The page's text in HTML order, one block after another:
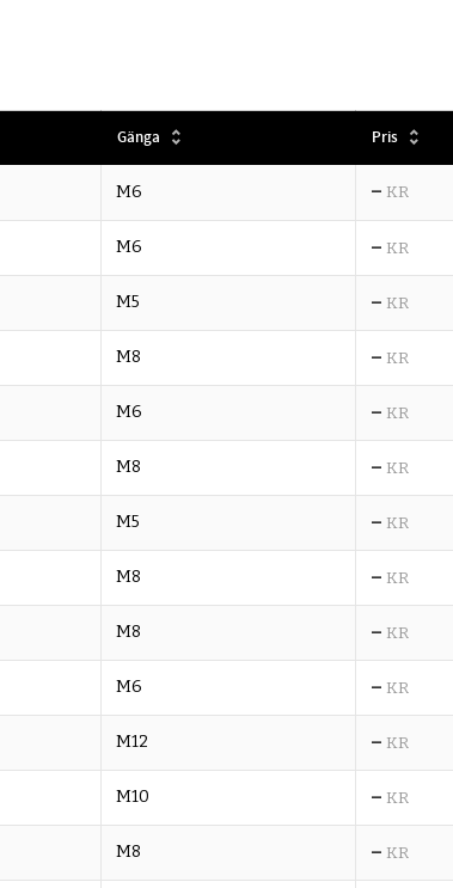
Gänga Pris
M6 – KR
M6 – KR
M5 – KR
M8 – KR
M6 – KR
M8 – KR
M5 – KR
M8 – KR
M8 – KR
M6 – KR
M12 – KR
M10 – KR
M8 – KR